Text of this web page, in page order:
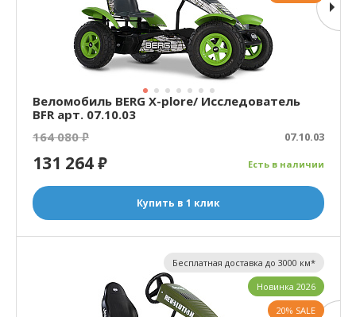
Веломобиль BERG X-plore/ Исследователь
BFR арт. 07.10.03
164 080₽ 07.10.03
Есть в наличии
131 264₽
Купить в 1 клик
Бесплатная доставка до 3000 км*
Новинка 2026
20% SALE